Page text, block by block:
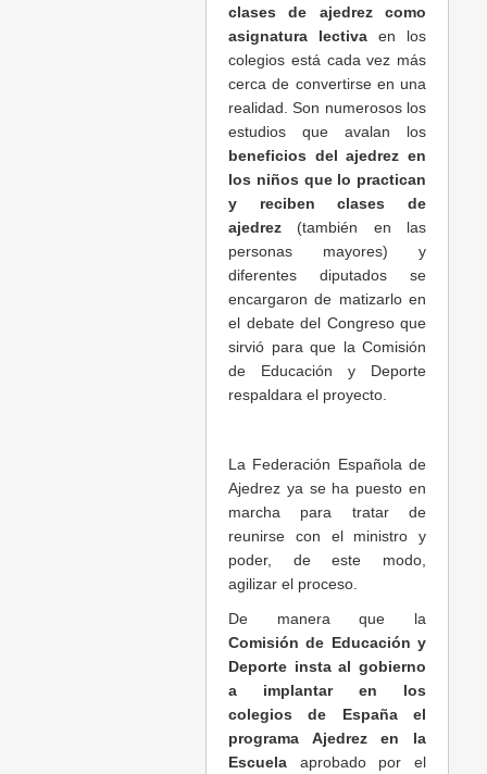
clases de ajedrez como
asignatura lectiva en los
colegios está cada vez más
cerca de convertirse en una
realidad. Son numerosos los
estudios que avalan los
beneficios del ajedrez en
los niños que lo practican
y reciben clases de
ajedrez (también en las
personas mayores) y
diferentes diputados se
encargaron de matizarlo en
el debate del Congreso que
sirvió para que la Comisión
de Educación y Deporte
respaldara el proyecto.
La Federación Española de
Ajedrez ya se ha puesto en
marcha para tratar de
reunirse con el ministro y
poder, de este modo,
agilizar el proceso.
De manera que la
Comisión de Educación y
Deporte insta al gobierno
a implantar en los
colegios de España el
programa Ajedrez en la
Escuela aprobado por el